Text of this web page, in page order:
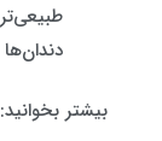
بیشتر